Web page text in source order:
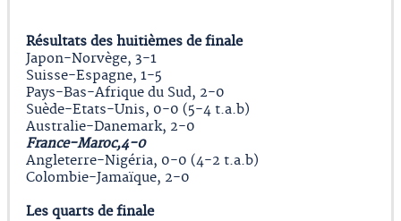
Résultats des huitièmes de finale
Japon-Norvège, 3-1
Suisse-Espagne, 1-5
Pays-Bas-Afrique du Sud, 2-0
Suède-Etats-Unis, 0-0 (5-4 t.a.b)
Australie-Danemark, 2-0
France-Maroc,4-0
Angleterre-Nigéria, 0-0 (4-2 t.a.b)
Colombie-Jamaïque, 2-0
Les quarts de finale